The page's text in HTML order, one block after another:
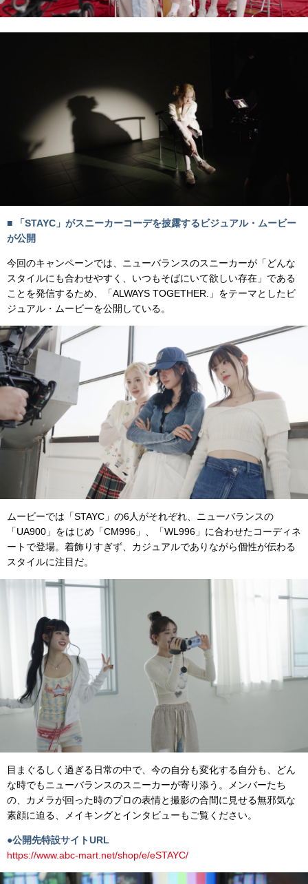
■ 「STAYC」がスニーカーコーデを披露するビジュアル・ムービー
が公開
今回のキャンペーンでは、ニューバランスのスニーカーが「どんな
スタイルにも合わせやすく、いつもそばにいて欲しい存在」である
ことを発信するため、「ALWAYS TOGETHER.」をテーマとしたビ
ジュアル・ムービーを公開している。
ムービーでは「STAYC」の6人がそれぞれ、ニューバランスの
「UA900」をはじめ「CM996」、「WL996」に合わせたコーディネ
ートで登場。着飾りすぎず、カジュアルでありながら個性が伝わる
スタイルに注目だ。
目まぐるしく過ぎる日常の中で、今の自分も変化する自分も、どん
な時でもニューバランスのスニーカーが寄り添う。メンバーたち
の、カメラが回った時のプロの表情と撮影の合間に見せる無邪気な
素顔に迫る、メイキングとインタビューもご覧ください。
●公開先特設サイトURL
https://www.abc-mart.net/shop/e/eSTAYC/